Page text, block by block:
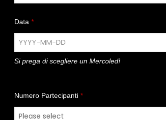
Data *
Si prega di scegliere un Mercoledì
Numero Partecipanti *